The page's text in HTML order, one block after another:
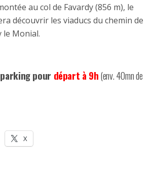
au col de Favardy (856 m), le
découvrir les viaducs du chemin de
le Monial.
pour départ à 9h(env. 40mn de
X